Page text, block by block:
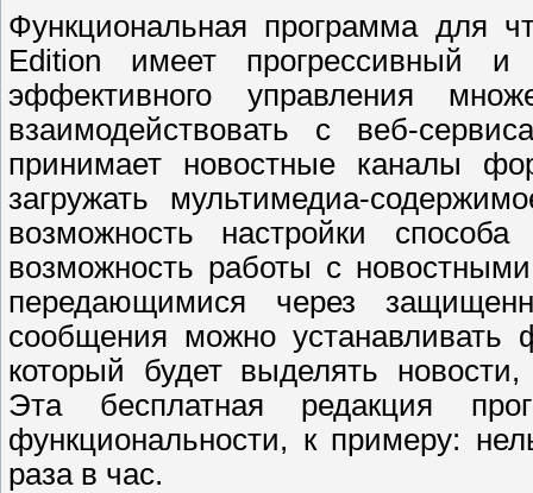
Функциональная программа для
Edition имеет прогрессивный
эффективного управления
взаимодействовать с веб-
принимает новостные каналы
загружать мультимедиа-
возможность настройки
возможность работы с
передающимися через
сообщения можно устанавливать
который будет выделять
Эта бесплатная редакция
функциональности, к примеру:
раза в час.